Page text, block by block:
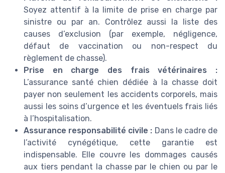
Soyez attentif à la limite de prise en charge par
sinistre ou par an. Contrôlez aussi la liste des
causes d’exclusion (par exemple, négligence,
défaut de vaccination ou non-respect du
règlement de chasse).
Prise en charge des frais vétérinaires :
L’assurance santé chien dédiée à la chasse doit
payer non seulement les accidents corporels, mais
aussi les soins d’urgence et les éventuels frais liés
à l’hospitalisation.
Assurance responsabilité civile : Dans le cadre de
l’activité cynégétique, cette garantie est
indispensable. Elle couvre les dommages causés
aux tiers pendant la chasse par le chien ou par le